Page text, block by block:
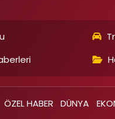
ÖZEL HABER DÜNYA